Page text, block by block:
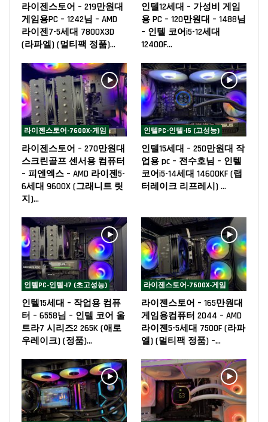
라이젠스토어 – 219만원대
게임용PC – 1242님 – AMD
라이젠7-5세대 7800X3D
(라파엘) (멀티팩 정품)…
인텔12세대 – 가성비 게임
용 PC – 120만원대 – 1488님
– 인텔 코어i5-12세대
12400F…
라이젠스토어-7600X-게임
라이젠스토어 – 270만원대
스크린골프 센서용 컴퓨터
– 피엔엑스 – AMD 라이젠5-
6세대 9600X (그래니트 릿
지)…
인텔PC-인텔-I5 (고성능)
인텔15세대 – 250만원대 작
업용 pc – 전수호님 – 인텔
코어i5-14세대 14600KF (랩
터레이크 리프레시) …
인텔PC-인텔-I7 (초고성능)
인텔15세대 – 작업용 컴퓨
터 – 6558님 – 인텔 코어 울
트라7 시리즈2 265K (애로
우레이크) (정품)…
라이젠스토어-7600X-게임
라이젠스토어 – 165만원대
게임용컴퓨터 2044 – AMD
라이젠5-5세대 7500F (라파
엘) (멀티팩 정품) –…